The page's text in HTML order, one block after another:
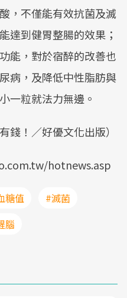
，不僅能有效抗菌及滅
達到健胃整腸的效果；
能，對於宿醉的改善也
病，及降低中性脂肪與
一粒就法力無邊。
錢！／好優文化出版）
hotnews.asp
糖值
#滅菌
腦